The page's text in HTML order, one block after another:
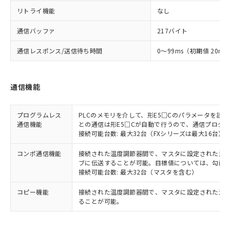
リトライ機能 なし
通信バッファ 217バイト
通信レスポンス/送信待ち時間 0～99ms（初期値 20ms
通信機能
プログラムレス
通信機能
PLCのメモリを介して、形E5□Cのパラメータを読
との通信は形E5□Cが自動で行うので、通信プログ
接続可能台数: 最大32台（FXシリーズは最大16台）
コンポ通信機能
接続された温度調節器間で、マスタに設定された温
ブに伝送することが可能。目標値については、勾配
接続可能台数: 最大32台（マスタを含む）
コピー機能
接続された温度調節器間で、マスタに設定された温
ることが可能。